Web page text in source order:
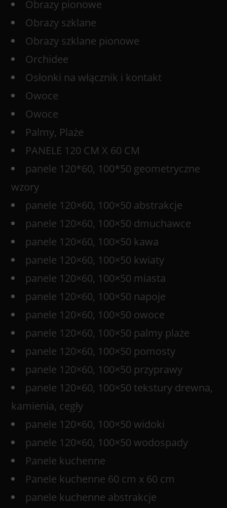
Obrazy pionowe
Obrazy szklane
Obrazy szklane pionowe
Orchidee
Osłonki na włącznik i kontakt
Owoce
Owoce
Palmy, Plaże
PANELE 120 CM X 60 CM
panele 120*60, 100*50 geometryczne
wzory
panele 120×60, 100×50 abstrakcje
panele 120×60, 100×50 dmuchawce
panele 120×60, 100×50 kawa
panele 120×60, 100×50 kwiaty
panele 120×60, 100×50 miasta
panele 120×60, 100×50 napoje
panele 120×60, 100×50 owoce
panele 120×60, 100×50 palmy plaże
panele 120×60, 100×50 pomosty
panele 120×60, 100×50 przyprawy
panele 120×60, 100×50 tekstury drewna,
kamienia, cegły
panele 120×60, 100×50 widoki
panele 120×60, 100×50 wodospady
Panele kuchenne
Panele kuchenne 60 cm x 60 cm
panele kuchenne abstrakcje